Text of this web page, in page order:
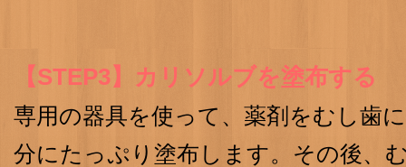
【STEP3】カリソルブを塗布する
専用の器具を使って、薬剤をむし歯
分にたっぷり塗布します。その後、